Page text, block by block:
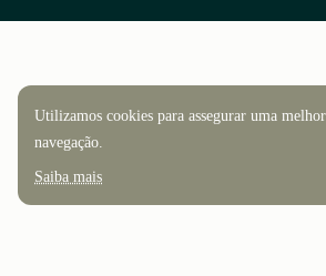
Utilizamos cookies para assegurar uma
navegação.
Saiba mais